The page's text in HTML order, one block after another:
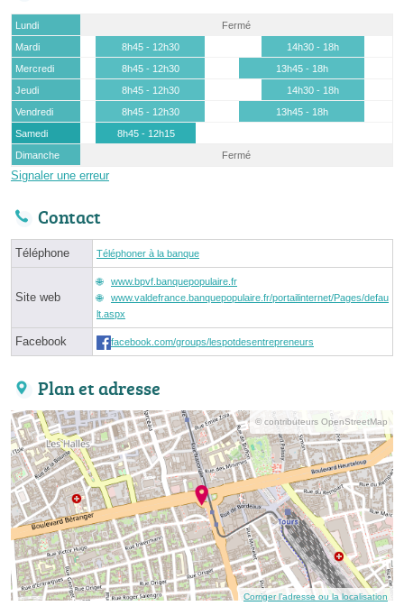
Lundi
Fermé
Mardi
8h45 - 12h30
14h30 - 18h
Mercredi
8h45 - 12h30
13h45 - 18h
Jeudi
8h45 - 12h30
14h30 - 18h
Vendredi
8h45 - 12h30
13h45 - 18h
Samedi
8h45 - 12h15
Dimanche
Fermé
Signaler une erreur
Contact
Téléphone Téléphoner à la banque
Site web
www.bpvf.banquepopulaire.fr
www.valdefrance.banquepopulaire.fr/portailinternet/Pages/defau
lt.aspx
Facebook facebook.com/groups/lespotdesentrepreneurs
Plan et adresse
© contributeurs OpenStreetMap
Corriger l’adresse ou la localisation